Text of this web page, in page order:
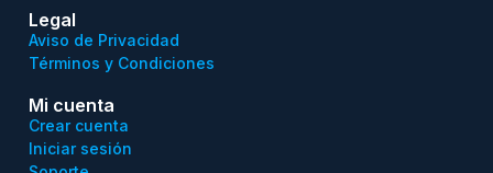
Legal
Aviso de Privacidad
Términos y Condiciones
Mi cuenta
Crear cuenta
Iniciar sesión